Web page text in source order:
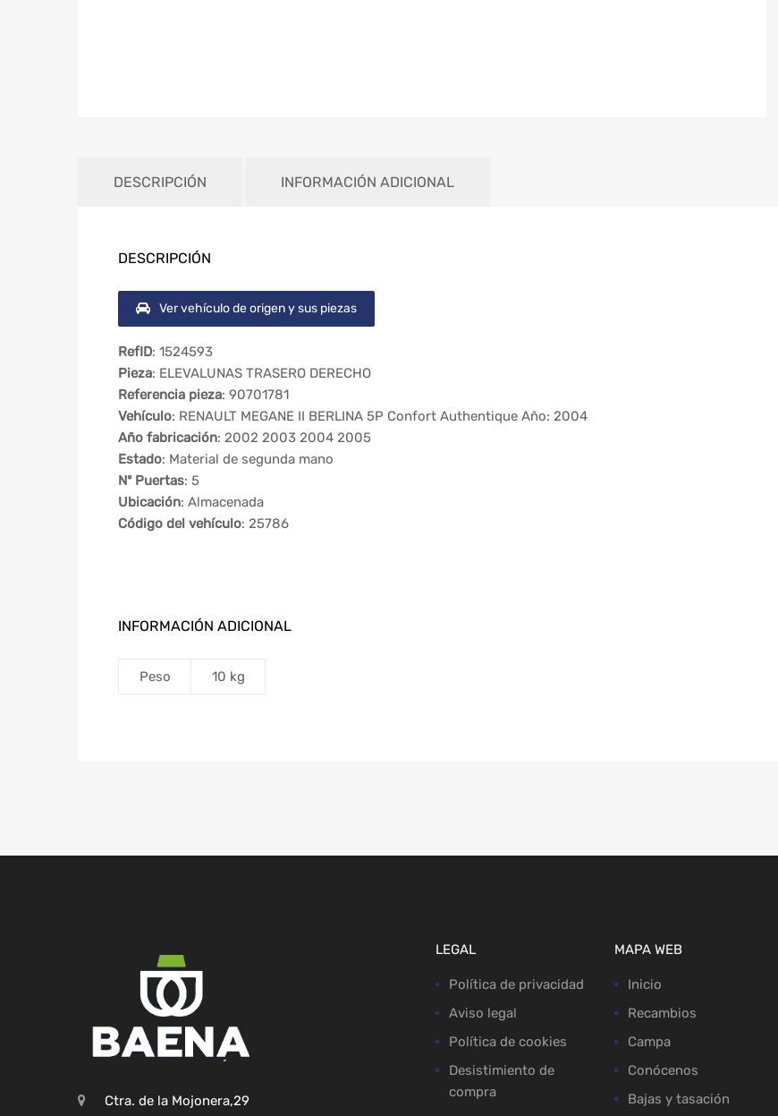
DESCRIPCIÓN INFORMACIÓN ADICIONAL
DESCRIPCIÓN
Ver vehículo de origen y sus piezas
RefID: 1524593
Pieza: ELEVALUNAS TRASERO DERECHO
Referencia pieza: 90701781
Vehículo: RENAULT MEGANE II BERLINA 5P Confort Authentique Año: 2004
Año fabricación: 2002 2003 2004 2005
Estado: Material de segunda mano
Nº Puertas: 5
Ubicación: Almacenada
Código del vehículo: 25786
INFORMACIÓN ADICIONAL
Peso 10 kg
Ctra. de la Mojonera,29
LEGAL
Política de privacidad
Aviso legal
Política de cookies
Desistimiento de
compra
MAPA WEB
Inicio
Recambios
Campa
Conócenos
Bajas y tasación